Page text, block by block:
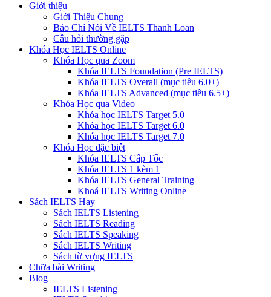
Giới thiệu
Giới Thiệu Chung
Báo Chí Nói Về IELTS Thanh Loan
Câu hỏi thường gặp
Khóa Học IELTS Online
Khóa Học qua Zoom
Khóa IELTS Foundation (Pre IELTS)
Khóa IELTS Overall (mục tiêu 6.0+)
Khóa IELTS Advanced (mục tiêu 6.5+)
Khóa Học qua Video
Khóa học IELTS Target 5.0
Khóa học IELTS Target 6.0
Khóa học IELTS Target 7.0
Khóa Học đặc biệt
Khóa IELTS Cấp Tốc
Khóa IELTS 1 kèm 1
Khóa IELTS General Training
Khoá IELTS Writing Online
Sách IELTS Hay
Sách IELTS Listening
Sách IELTS Reading
Sách IELTS Speaking
Sách IELTS Writing
Sách từ vựng IELTS
Chữa bài Writing
Blog
IELTS Listening